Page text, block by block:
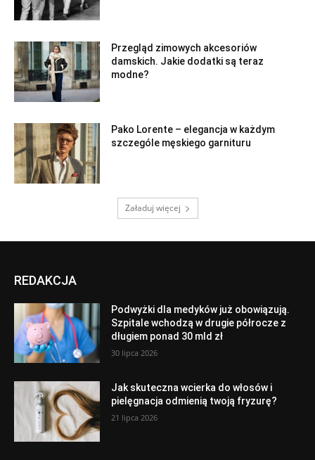
Przegląd zimowych akcesoriów
damskich. Jakie dodatki są teraz
modne?
Pako Lorente – elegancja w każdym
szczególe męskiego garnituru
Załaduj więcej
REDAKCJA
Podwyżki dla medyków już obowiązują.
Szpitale wchodzą w drugie półrocze z
długiem ponad 30 mld zł
30 lipca 2026
Jak skuteczna wcierka do włosów i
pielęgnacja odmienią twoją fryzurę?
21 lipca 2026